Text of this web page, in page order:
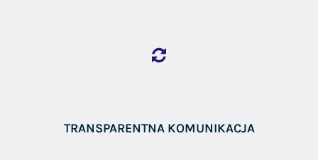
TRANSPARENTNA KOMUNIKACJA